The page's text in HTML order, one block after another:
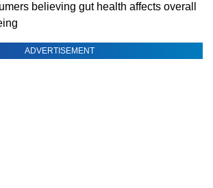
believing gut health affects overall
ADVERTISEMENT